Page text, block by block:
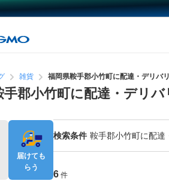
雑貨 福岡県鞍手郡小竹町に配達・デリバ
手郡小竹町に配達・デリ
検索条件 鞍手郡小竹町に配達
6 件
届けても
らう